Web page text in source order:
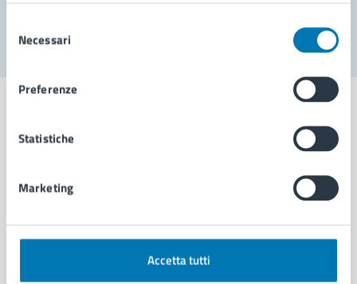
delNecessari
Preferenze
Statistiche
Marketing
Accetta tutti
Aree amministrative